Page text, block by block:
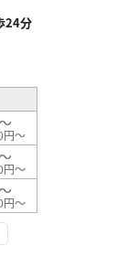
24分
円～
円～
円～